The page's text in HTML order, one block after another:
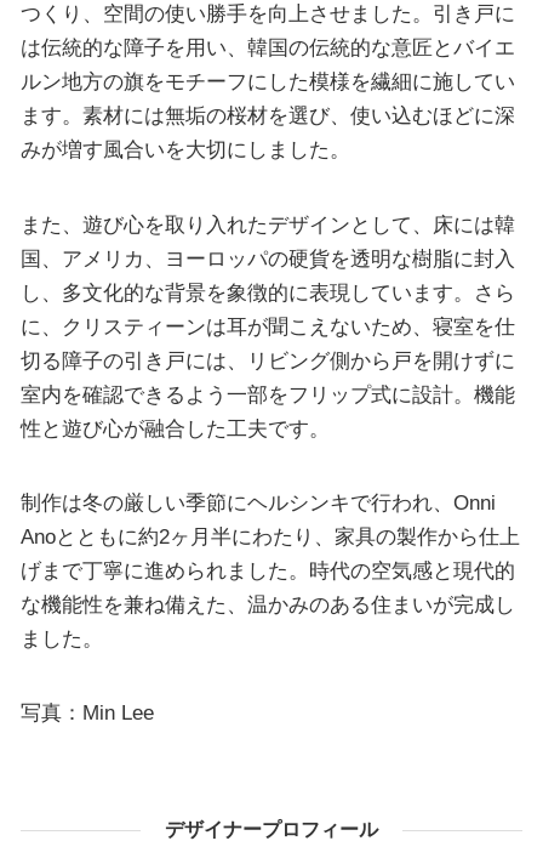
つくり、空間の使い勝手を向上させました。引き戸に
は伝統的な障子を用い、韓国の伝統的な意匠とバイエ
ルン地方の旗をモチーフにした模様を繊細に施してい
ます。素材には無垢の桜材を選び、使い込むほどに深
みが増す風合いを大切にしました。
また、遊び心を取り入れたデザインとして、床には韓
国、アメリカ、ヨーロッパの硬貨を透明な樹脂に封入
し、多文化的な背景を象徴的に表現しています。さら
に、クリスティーンは耳が聞こえないため、寝室を仕
切る障子の引き戸には、リビング側から戸を開けずに
室内を確認できるよう一部をフリップ式に設計。機能
性と遊び心が融合した工夫です。
制作は冬の厳しい季節にヘルシンキで行われ、Onni
Anoとともに約2ヶ月半にわたり、家具の製作から仕上
げまで丁寧に進められました。時代の空気感と現代的
な機能性を兼ね備えた、温かみのある住まいが完成し
ました。
写真：Min Lee
デザイナープロフィール